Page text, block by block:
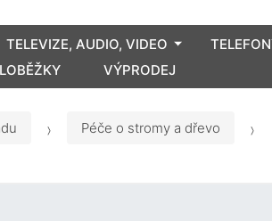
TELEVIZE, AUDIO, VIDEO
VÝPRODEJ
Péče o stromy a dřevo